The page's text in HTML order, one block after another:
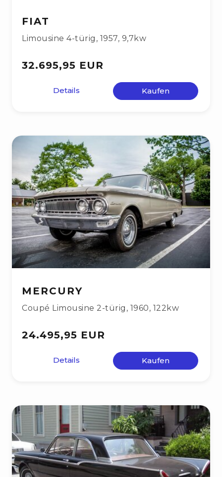
FIAT
Limousine 4-türig , 1957, 9,7kw
32.695,95 EUR
Details Kaufen
MERCURY
Coupé Limousine 2-türig , 1960, 122kw
24.495,95 EUR
Details Kaufen